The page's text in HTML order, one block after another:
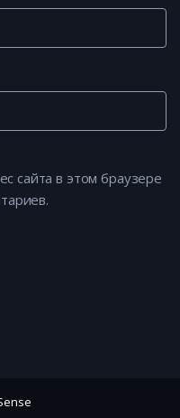
сайта в этом браузере